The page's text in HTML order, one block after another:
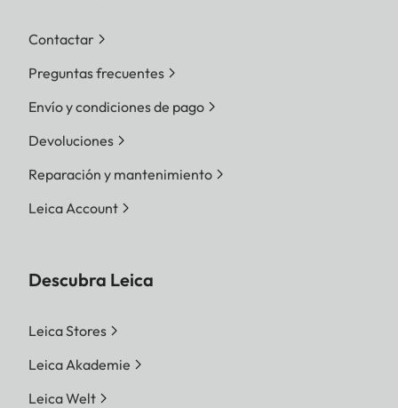
Contactar
Preguntas frecuentes
Envío y condiciones de pago
Devoluciones
Reparación y mantenimiento
Leica Account
Descubra Leica
Leica Stores
Leica Akademie
Leica Welt